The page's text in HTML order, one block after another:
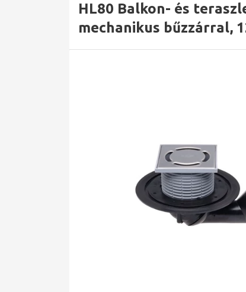
HL80 Balkon- és
mechanikus bűzzárral,